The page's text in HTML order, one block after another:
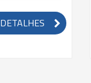
DETALHES